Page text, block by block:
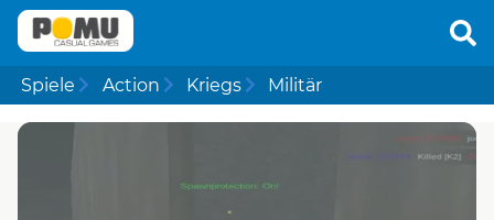
Spiele Action Kriegs Militär